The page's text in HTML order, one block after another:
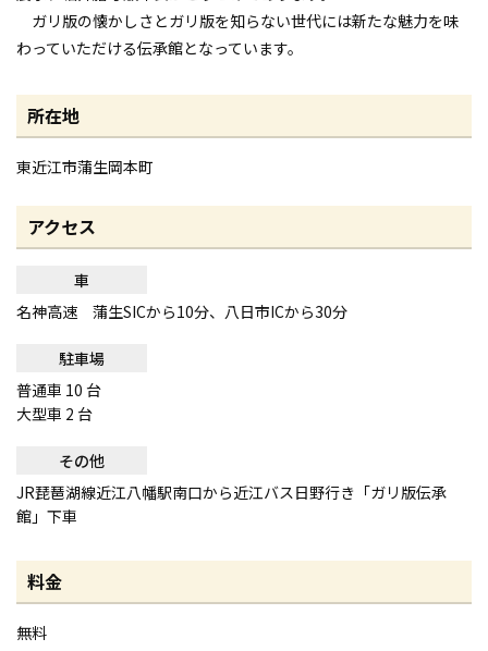
ガリ版の懐かしさとガリ版を知らない世代には新たな魅力を味
わっていただける伝承館となっています。
所在地
東近江市蒲生岡本町
アクセス
車
名神高速 蒲生SICから10分、八日市ICから30分
駐車場
普通車 10 台
大型車 2 台
その他
JR琵琶湖線近江八幡駅南口から近江バス日野行き「ガリ版伝承
館」下車
料金
無料